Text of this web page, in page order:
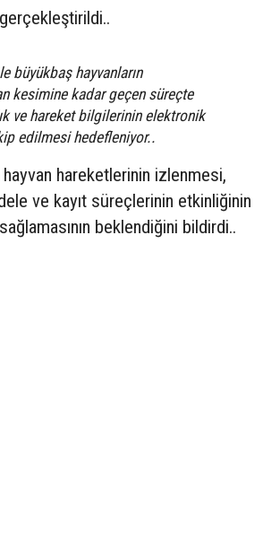
gerçekleştirildi..
büyükbaş hayvanların
kesimine kadar geçen süreçte
ve hareket bilgilerinin elektronik
edilmesi hedefleniyor..
hareketlerinin izlenmesi,
ve kayıt süreçlerinin etkinliğinin
sağlamasının beklendiğini bildirdi..